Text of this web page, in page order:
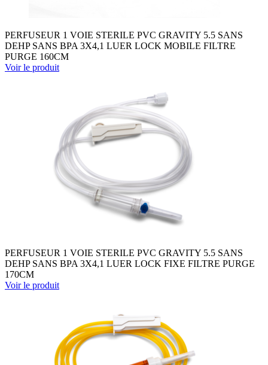
PERFUSEUR 1 VOIE STERILE PVC GRAVITY 5.5 SANS
DEHP SANS BPA 3X4,1 LUER LOCK MOBILE FILTRE
PURGE 160CM
Voir le produit
PERFUSEUR 1 VOIE STERILE PVC GRAVITY 5.5 SANS
DEHP SANS BPA 3X4,1 LUER LOCK FIXE FILTRE PURGE
170CM
Voir le produit